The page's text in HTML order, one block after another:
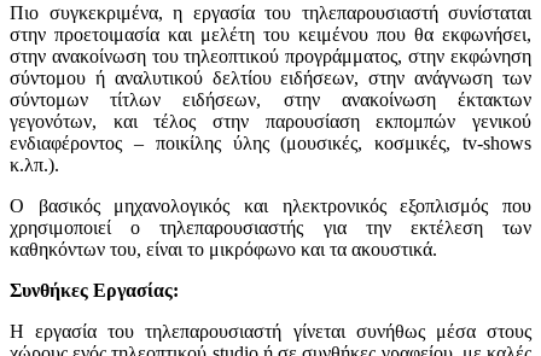
Πιο συγκεκριμένα, η εργασία του τηλεπαρουσιαστή συνίσταται
στην προετοιμασία και μελέτη του κειμένου που θα εκφωνήσει,
στην ανακοίνωση του τηλεοπτικού προγράμματος, στην εκφώνηση
σύντομου ή αναλυτικού δελτίου ειδήσεων, στην ανάγνωση των
σύντομων τίτλων ειδήσεων, στην ανακοίνωση έκτακτων
γεγονότων, και τέλος στην παρουσίαση εκπομπών γενικού
ενδιαφέροντος – ποικίλης ύλης (μουσικές, κοσμικές, tv-shows
κ.λπ.).
Ο βασικός μηχανολογικός και ηλεκτρονικός εξοπλισμός που
χρησιμοποιεί ο τηλεπαρουσιαστής για την εκτέλεση των
καθηκόντων του, είναι το μικρόφωνο και τα ακουστικά.
Συνθήκες Εργασίας:
Η εργασία του τηλεπαρουσιαστή γίνεται συνήθως μέσα στους